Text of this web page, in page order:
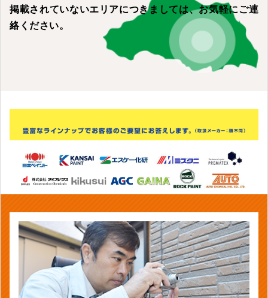
掲載されていないエリアにつきましては、お気軽にご連
絡ください。